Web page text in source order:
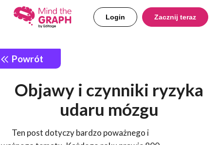
Login Zacznij teraz
Powrót
Objawy i czynniki ryzyka
udaru mózgu
Ten post dotyczy bardzo poważnego i